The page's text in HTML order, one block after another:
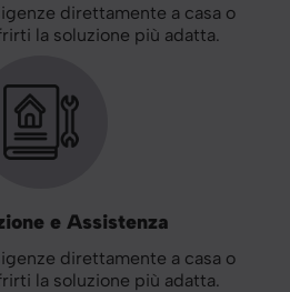
direttamente a casa o
la soluzione più adatta.
e Assistenza
direttamente a casa o
la soluzione più adatta.